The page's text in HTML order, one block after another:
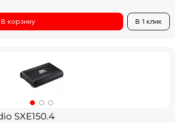
В 1 клик
В корзину
SXE150.4